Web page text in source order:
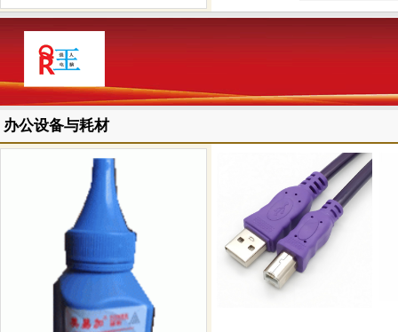
办公设备与耗材